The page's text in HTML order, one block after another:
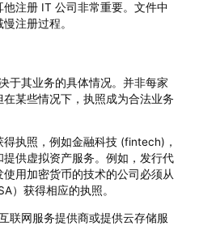
注册 IT 公司非常重要。文件中
注册过程。
于其业务的具体情况。并非每家
某些情况下，执照成为合法业务
执照，例如金融科技 (fintech)，
供虚拟资产服务。例如，发行代
用加密货币的技术的公司必须从
）获得相应的执照。
联网服务提供商或提供云存储服